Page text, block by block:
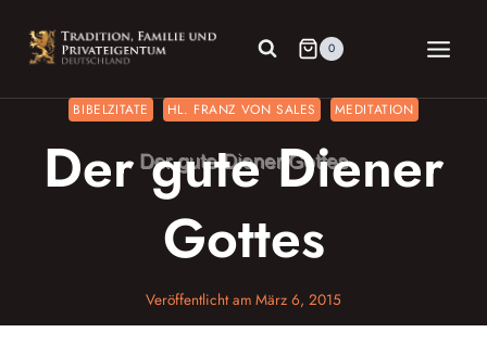
Inhalt
springen
0
BIBELZITATE HL. FRANZ VON SALES MEDITATION
Der gute Diener
Gottes
Veröffentlicht am März 6, 2015